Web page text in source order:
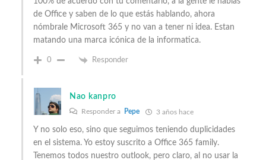
de Office y saben de lo que estás hablando, ahora
nómbrale Microsoft 365 y no van a tener ni idea. Estan
matando una marca icónica de la informatica.
0 Responder
Nao kanpro
Responder a Pepe 3 años hace
Y no solo eso, sino que seguimos teniendo duplicidades
en el sistema. Yo estoy suscrito a Office 365 family.
Tenemos todos nuestro outlook, pero claro, al no usar la